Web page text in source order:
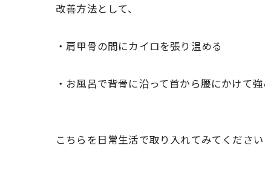
改善方法として、
・肩甲骨の間にカイロを張り温める
・お風呂で背骨に沿って首から腰にかけて
こちらを日常生活で取り入れてみてください